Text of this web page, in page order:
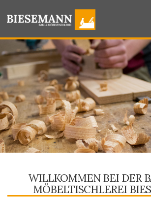
WILLKOMMEN BEI DER
MÖBELTISCHLEREI